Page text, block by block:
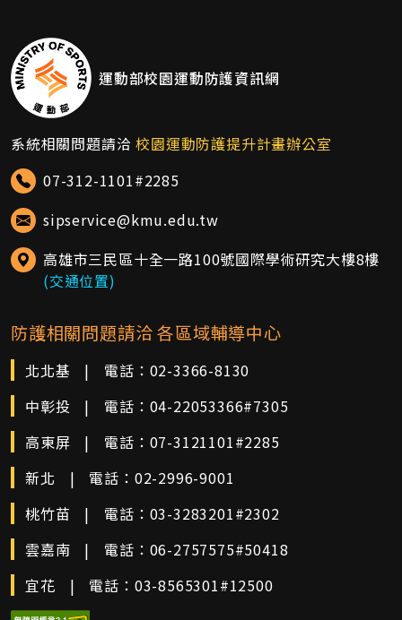
運動部校園運動防護資訊網
系統相關問題請洽校園運動防護提升計畫辦公室
07-312-1101#2285
sipservice@kmu.edu.tw
高雄市三民區十全一路100號國際學術研究大樓8樓
(交通位置)
防護相關問題請洽 各區域輔導中心
北北基 | 電話： 02-3366-8130
中彰投
| 電話： 04-22053366#7305
高東屏
| 電話： 07-3121101#2285
新北
| 電話： 02-2996-9001
桃竹苗
| 電話： 03-3283201#2302
雲嘉南
| 電話： 06-2757575#50418
宜花
| 電話： 03-8565301#12500